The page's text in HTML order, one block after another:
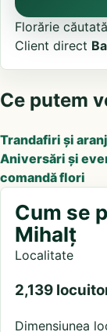
Florărie căutată
Client direct
Ce putem
Trandafiri și
Aniversări și
comandă flori
Cum se
Mihalț
Localitate
2,139
Dimensiunea